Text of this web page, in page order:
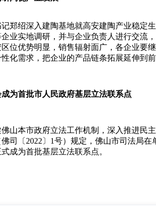
郑绍深入建陶基地就高安建陶产业稳定
业实地调研，并与企业负责人进行交流
位优势明显，销售辐射面广，各企业要
化需求，把企业的产品链条拓展延伸到
为首批市人民政府基层立法联系点
山本市政府立法工作机制，深入推进民
司〔2022〕1号）规定，佛山市司法局
成为首批基层立法联系点。